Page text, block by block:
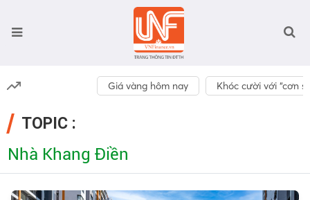
Giá vàng hôm nay Khóc cười với “cơn
TOPIC :
Nhà Khang Điền